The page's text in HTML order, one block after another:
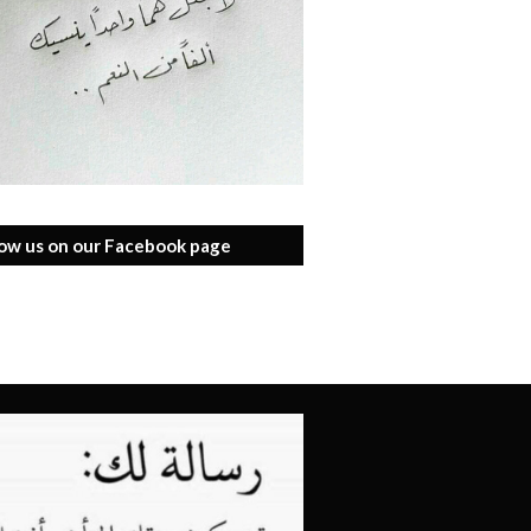
us on our Facebook page